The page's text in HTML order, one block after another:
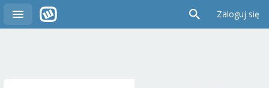
Zaloguj się